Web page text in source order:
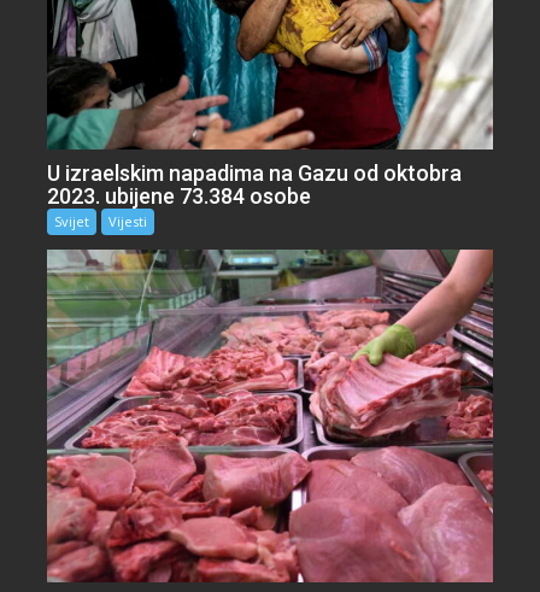
U izraelskim napadima na Gazu od oktobra
2023. ubijene 73.384 osobe
Svijet Vijesti